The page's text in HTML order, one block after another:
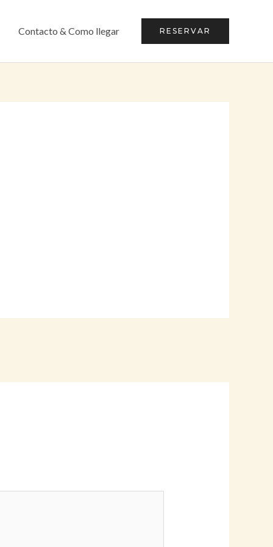
Contacto & Como llegar RESERVAR